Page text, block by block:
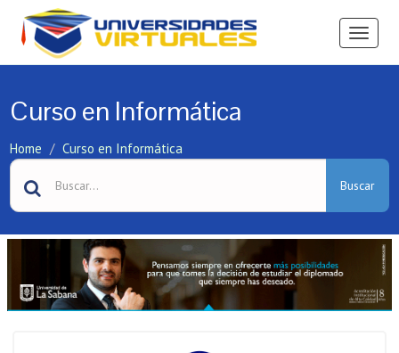
Ver
Curso en Informática
Home Curso en Informática
Buscar